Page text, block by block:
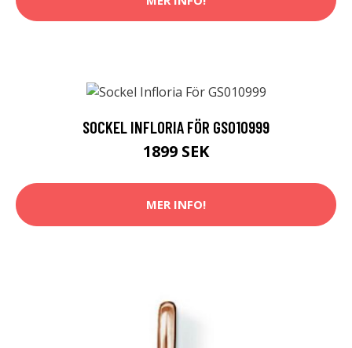
SOCKEL INFLORIA FÖR GS010999
1899 SEK
MER INFO!